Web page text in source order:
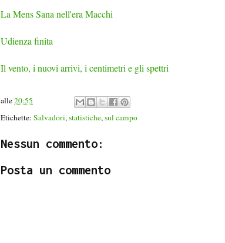
La Mens Sana nell'era Macchi
Udienza finita
Il vento, i nuovi arrivi, i centimetri e gli spettri
alle20:55
Etichette: Salvadori, statistiche, sul campo
Nessun commento:
Posta un commento